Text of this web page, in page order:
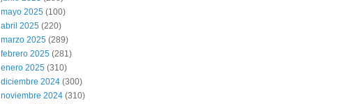
mayo 2025 (100)
abril 2025 (220)
marzo 2025 (289)
febrero 2025 (281)
enero 2025 (310)
diciembre 2024 (300)
noviembre 2024 (310)